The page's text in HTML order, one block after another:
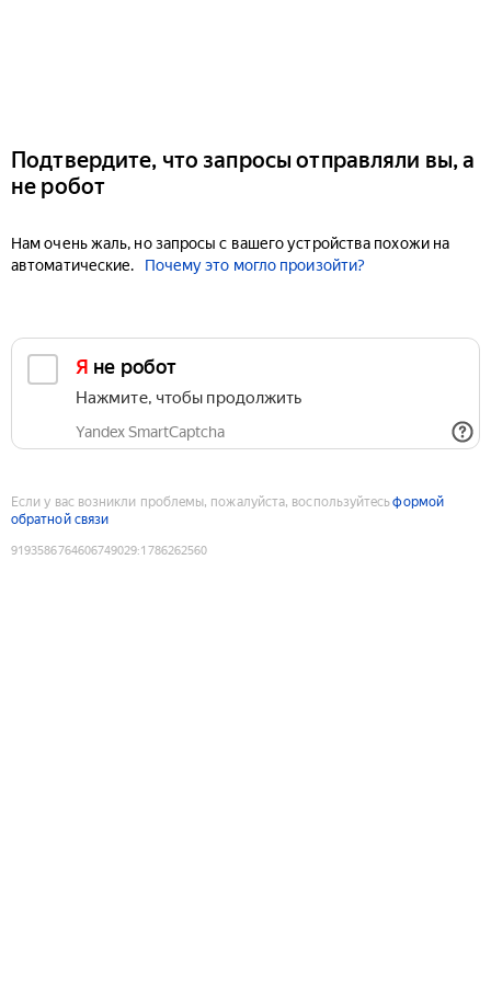
Подтвердите, что запросы отправляли вы, а
не робот
Нам очень жаль, но запросы с вашего устройства похожи на
автоматические.
Почему это могло произойти?
Я не робот
Нажмите, чтобы продолжить
Yandex SmartCaptcha
Если у вас возникли проблемы, пожалуйста, воспользуйтесьформой
обратной связи
9193586764606749029:1786262560